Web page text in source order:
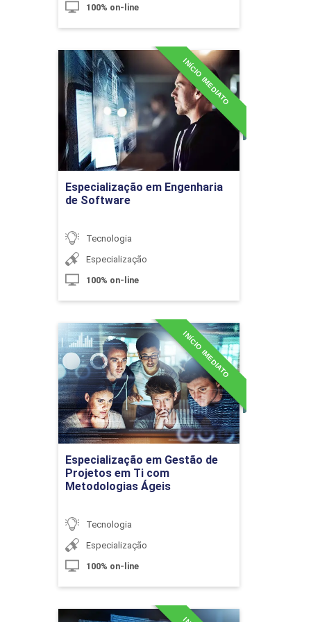
Definindo o Projeto
10h
Liderança: Ser um Gerente de
Projetos Eficaz
10h
Gerenciando Equipes de Projetos I
100% on-line
Especialização em Engenharia
de Software
INÍCIO IMEDIATO
Tecnologia
Especialização
100% on-line
Especialização em
Engenharia de Software
Detalhes do curso
Ir para Inscrição
Especialização em Gestão de
Projetos em Ti com
Metodologias Ágeis
INÍCIO IMEDIATO
Tecnologia
Especialização
100% on-line
Especialização em Gestão
de Projetos em Ti com
Metodologias Ágeis
Detalhes do curso